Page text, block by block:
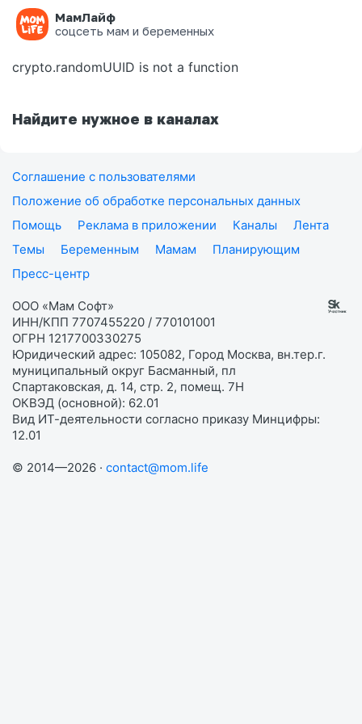
МамЛайф
соцсеть мам и беременных
Ошибка на странице
crypto.randomUUID is not a function
Найдите нужное в каналах
Соглашение с пользователями
Положение об обработке персональных данных
Помощь
Реклама в приложении Каналы
Лента
Темы
Беременным Мамам
Планирующим
Пресс-центр
ООО «Мам Софт»
ИНН/КПП 7707455220 / 770101001
ОГРН 1217700330275
Юридический адрес: 105082, Город Москва, вн.тер.г.
муниципальный округ Басманный, пл
Спартаковская, д. 14, стр. 2, помещ. 7Н
ОКВЭД (основной): 62.01
Вид ИТ-деятельности согласно приказу Минцифры:
12.01
© 2014—2026 · contact@mom.life